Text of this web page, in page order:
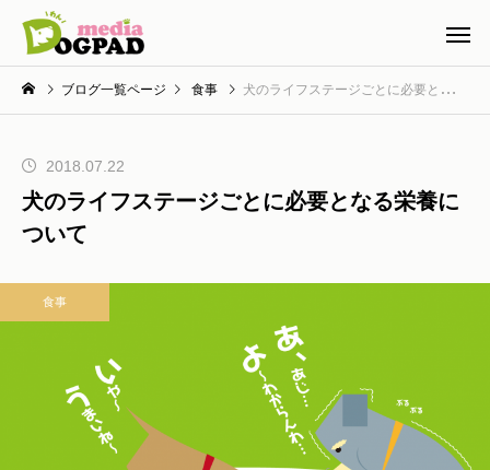
ブログ一覧ページ 食事 犬のライフステージごとに必要となる栄養について
2018.07.22
犬のライフステージごとに必要となる栄養に
ついて
食事